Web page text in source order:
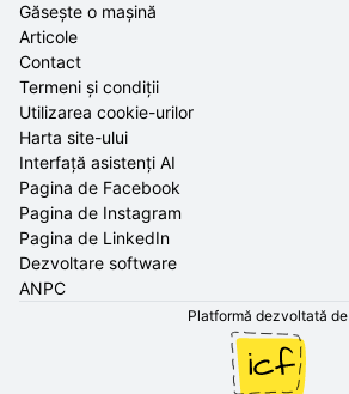
Găsește o mașină
Articole
Contact
Termeni și condiții
Utilizarea cookie-urilor
Harta site-ului
Interfață asistenți AI
Pagina de Facebook
Pagina de Instagram
Pagina de LinkedIn
Dezvoltare software
ANPC
Platformă dezvoltată de